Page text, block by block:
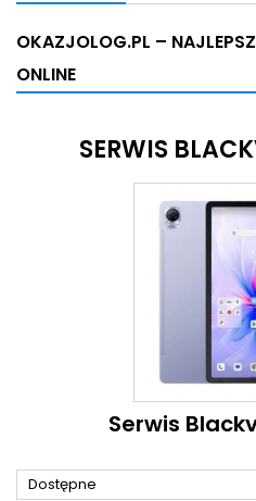
OKAZJOLOG.PL –
ONLINE
SERWIS
Serwis
Dostępne